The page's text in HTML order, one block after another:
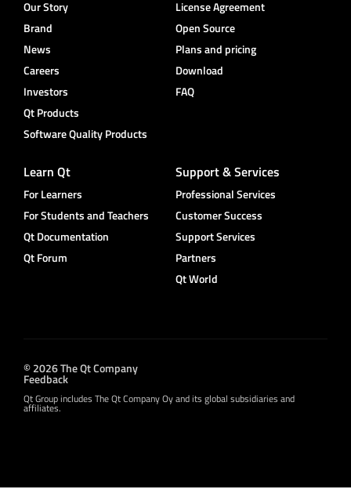
Our Story
Brand
News
Careers
Investors
Qt Products
Software Quality Products
License Agreement
Open Source
Plans and pricing
Download
FAQ
Learn Qt
For Learners
For Students and Teachers
Qt Documentation
Qt Forum
Support & Services
Professional Services
Customer Success
Support Services
Partners
Qt World
© 2026 The Qt Company
Feedback
Qt Group includes The Qt Company Oy and its global subsidiaries and
affiliates.